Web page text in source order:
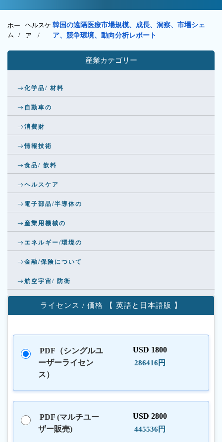
ホー
ム /
ヘルスケ
ア /
韓国の遠隔医療市場規模、成長、洞察、市場シェ
ア、競争環境、動向分析レポート
産業カテゴリー
化学品/ 材料
自動車の
消費財
情報技術
食品/ 飲料
ヘルスケア
電子部品/半導体の
産業用機械の
エネルギー/環境の
金融/保険について
航空宇宙/ 防衛
ライセンス / 価格 【 英語と日本語版 】
PDF（シングルユ
ーザーライセン
ス）
USD 1800
286416円
PDF (マルチユー
ザー販売)
USD 2800
445536円